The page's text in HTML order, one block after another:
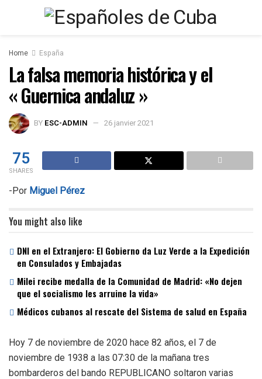
Home España
La falsa memoria histórica y el
« Guernica andaluz »
BY ESC-ADMIN 26 janvier 2021
75
SHARES
-Por Miguel Pérez
You might also like
DNI en el Extranjero: El Gobierno da Luz Verde a la Expedición
en Consulados y Embajadas
Milei recibe medalla de la Comunidad de Madrid: «No dejen
que el socialismo les arruine la vida»
Médicos cubanos al rescate del Sistema de salud en España
Hoy 7 de noviembre de 2020 hace 82 años, el 7 de
noviembre de 1938 a las 07:30 de la mañana tres
bombarderos del bando REPUBLICANO soltaron varias